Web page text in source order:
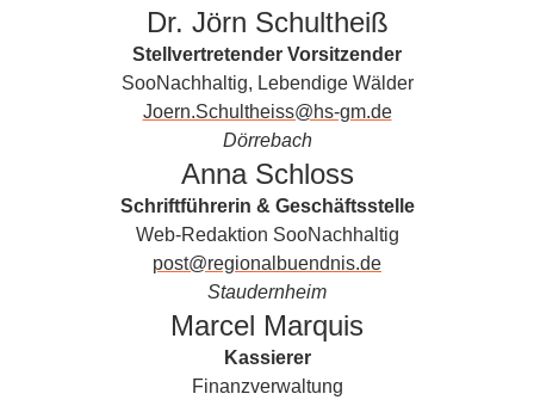
Dr. Jörn Schultheiß
Stellvertretender Vorsitzender
SooNachhaltig, Lebendige Wälder
Joern.Schultheiss@hs-gm.de
Dörrebach
Anna Schloss
Schriftführerin & Geschäftsstelle
Web-Redaktion SooNachhaltig
post@regionalbuendnis.de
Staudernheim
Marcel Marquis
Kassierer
Finanzverwaltung